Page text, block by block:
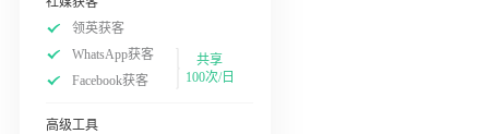
领英获客
WhatsApp获客
Facebook获客
共享
100次/日
高级工具